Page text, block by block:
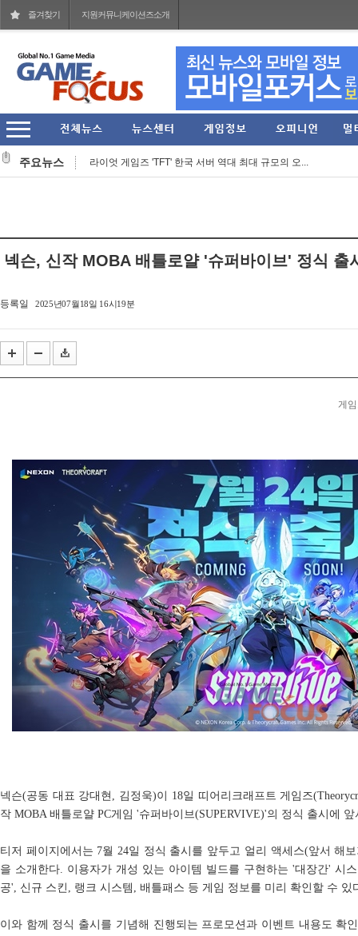
즐겨찾기 지원커뮤니케이션즈소개
주요뉴스
라이엇 게임즈 개발진이 말하는 지난 7년간의 TFT... ...
라이엇 게임즈 'TFT' 한국 서버 역대 최대 규모의 오...
헥토이노베이션 상반기 매출 2151억원, 영업이익 274...
스마일게이트, '코믹월드 335 일산'에 '카오스 제로 ...
넥슨, 신작 MOBA 배틀로얄 '슈퍼바이브' 정식 출
등록일 2025년07월18일 16시19분
게
넥슨(공동 대표 강대현, 김정욱)이 18일 띠어리크래프트 게임즈
작 MOBA 배틀로얄 PC게임 '슈퍼바이브(SUPERVIVE)'의 정식 출시에
티저 페이지에서는 7월 24일 정식 출시를 앞두고 얼리 액세스(앞서 해
을 소개한다. 이용자가 개성 있는 아이템 빌드를 구현하는 '대장간' 시
공', 신규 스킨, 랭크 시스템, 배틀패스 등 게임 정보를 미리 확인할 수 있
이와 함께 정식 출시를 기념해 진행되는 프로모션과 이벤트 내용도 확